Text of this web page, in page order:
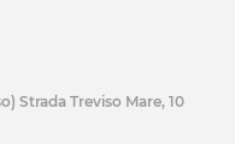
Strada Treviso Mare, 10